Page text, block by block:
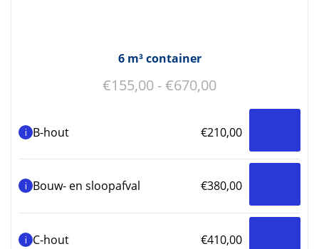
6 m³ container
€155,00 -€670,00Prijsklasse:
€670,00
i B-hout €210,00
i Bouw- en sloopafval €380,00
i C-hout €410,00